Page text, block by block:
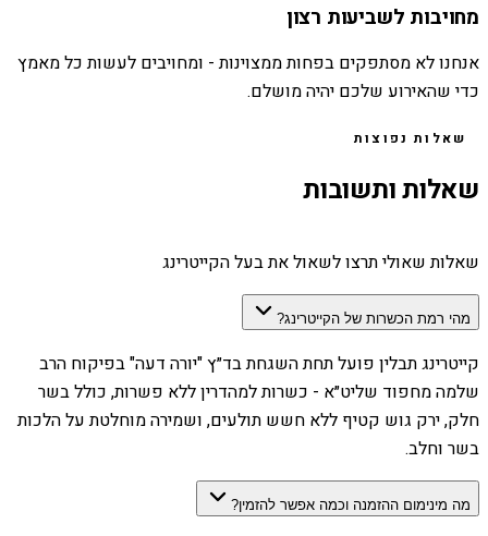
מחויבות לשביעות רצון
אנחנו לא מסתפקים בפחות ממצוינות - ומחויבים לעשות כל מאמץ
כדי שהאירוע שלכם יהיה מושלם.
שאלות נפוצות
שאלות ותשובות
שאלות שאולי תרצו לשאול את בעל הקייטרינג
מהי רמת הכשרות של הקייטרינג?
קייטרינג תבלין פועל תחת השגחת בד״ץ "יורה דעה" בפיקוח הרב
שלמה מחפוד שליט״א - כשרות למהדרין ללא פשרות, כולל בשר
חלק, ירק גוש קטיף ללא חשש תולעים, ושמירה מוחלטת על הלכות
בשר וחלב.
מה מינימום ההזמנה וכמה אפשר להזמין?